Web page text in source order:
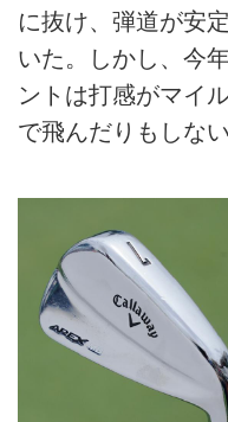
に抜け、弾道が安
いた。しかし、今
ントは打感がマイ
で飛んだりもしな